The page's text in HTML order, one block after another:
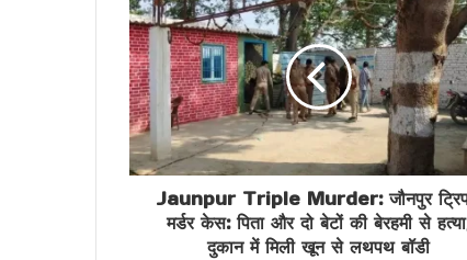
Jaunpur Triple Murder: जौनपुर
मर्डर केस: पिता और दो बेटों की बेरहमी से
दुकान में मिली खून से लथपथ बॉडी